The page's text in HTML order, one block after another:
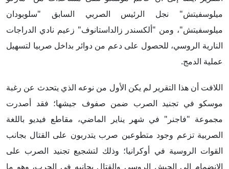
ميلوسفيتش" نجل الرئيس الصربي السابق "سلوبودان
ميلوسفيتش"، ومن "ألكسندر زالداستانوف" زعيم نادي الدراجات
النارية الروسي، للحصول على دعم من دوائر بداخل صربيا لتسهيل
عملية الدمج.
اللافت أن هذا التقرير لم يكن الأول من نوعه الذي يتحدث عن رغبة
موسكو في تجنيد الصرب ضمن صفوف جيشها؛ فقد أصدرت
مجموعة "فاجنر" في شهر يناير الماضي، مقاطع فيديو باللغة
الصربية تزعم وجود متطوعين صرب يتدربون على القتال بجانب
القوات الروسية في أوكرانيا؛ وذلك لتشجيع تجنيد الصرب على
الانضمام إلى الجيش الروسي والقتال بجانبه في الحرب، وهو ما